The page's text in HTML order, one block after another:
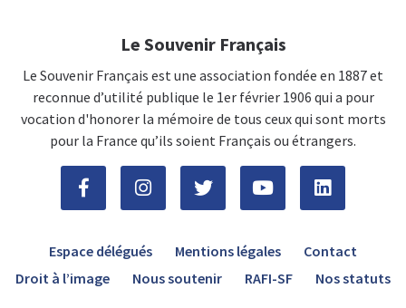
Le Souvenir Français
Le Souvenir Français est une association fondée en 1887 et
reconnue d’utilité publique le 1er février 1906 qui a pour
vocation d'honorer la mémoire de tous ceux qui sont morts
pour la France qu’ils soient Français ou étrangers.
Espace délégués Mentions légales
Contact
Droit à l’image
Nous soutenir RAFI-SF Nos statuts